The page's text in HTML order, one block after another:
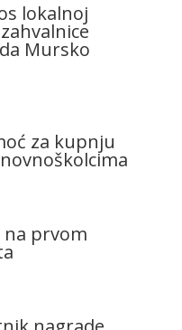
lokalnoj
Mursko
za kupnju
na prvom